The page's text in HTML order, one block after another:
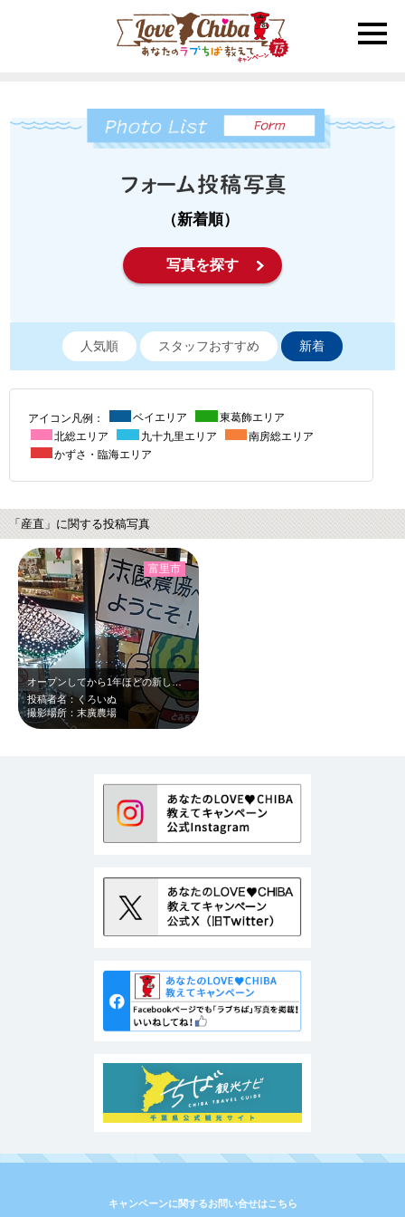
toggle
（新着順）
写真を探す
人気順 スタッフおすすめ 新着
アイコン凡例： ベイエリア
東葛飾エリア
北総エリア
九十九里エリア
南房総エリア
かずさ・臨海エリア
「産直」に関する投稿写真
オープンしてから1年ほどの新しい施設ですが、 雨のせいかすいていました。 …
投稿者名：くろいぬ
撮影場所：末廣農場
富里市
キャンペーンに関するお問い合せはこちら